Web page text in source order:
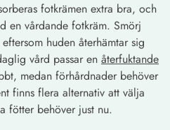
fotkrämen extra bra, och
en vårdande fotkräm. Smörj
huden återhämtar sig
vård passar en återfuktande
medan förhårdnader behöver
finns flera alternativ att välja
fötter behöver just nu.